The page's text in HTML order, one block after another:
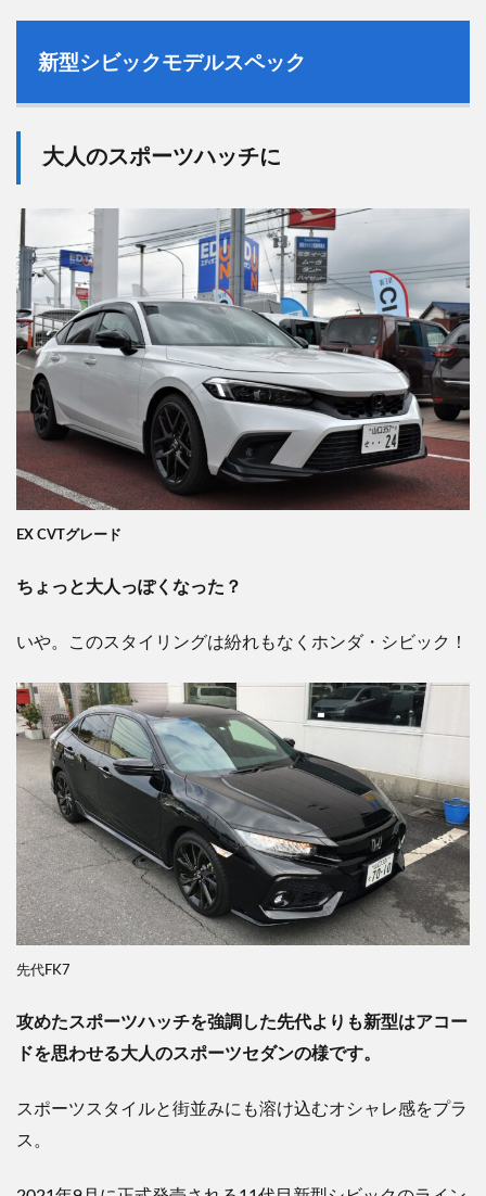
新型シビックモデルスペック
大人のスポーツハッチに
EX CVTグレード
ちょっと大人っぽくなった？
いや。このスタイリングは紛れもなくホンダ・シビック！
先代FK7
攻めたスポーツハッチを強調した先代よりも新型はアコー
ドを思わせる大人のスポーツセダンの様です。
スポーツスタイルと街並みにも溶け込むオシャレ感をプラ
ス。